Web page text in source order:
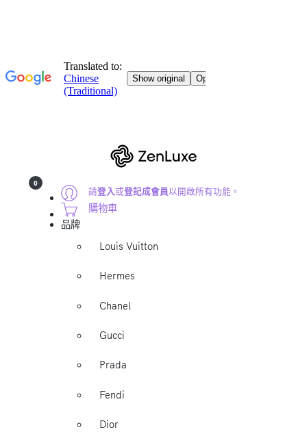
請登入或登記成會員以開啟所有功能。
0
購物車
品牌
Louis Vuitton
Hermes
Chanel
Gucci
Prada
Fendi
Dior